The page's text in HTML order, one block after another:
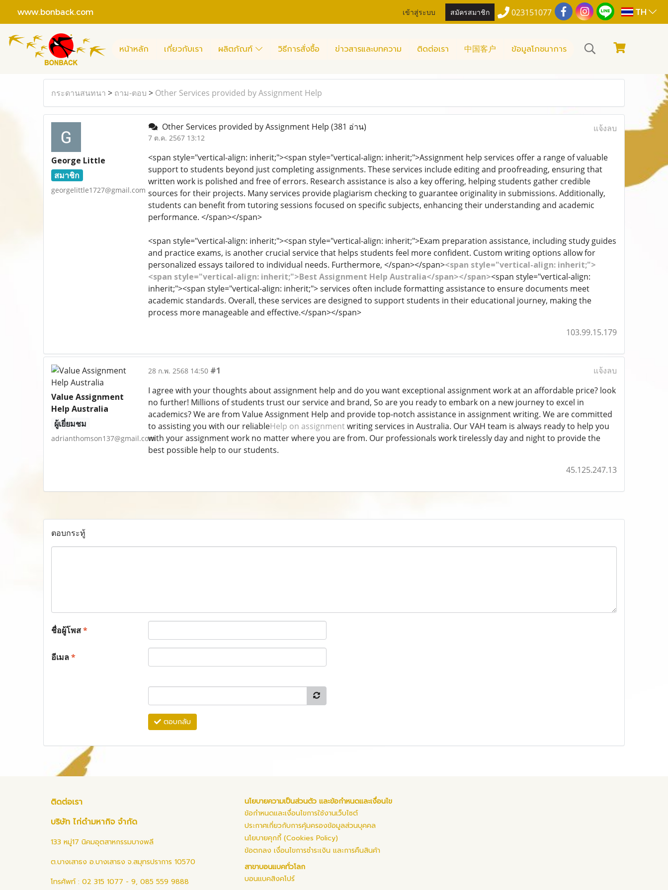
www.bonback.com เข้าสู่ระบบ สมัครสมาชิก 023151077 TH
หน้าหลัก เกี่ยวกับเรา ผลิตภัณฑ์ วิธีการสั่งซื้อ ข่าวสารและบทความ ติดต่อเรา 中国客户 ข้อมูลโภชนาการ
กระดานสนทนา > ถาม-ตอบ > Other Services provided by Assignment Help
George Little
สมาชิก
georgelittle1727@gmail.com
Other Services provided by Assignment Help (381 อ่าน)
7 ต.ค. 2567 13:12
แจ้งลบ
<span style="vertical-align: inherit;"><span style="vertical-align: inherit;">Assignment help services offer a range of valuable
support to students beyond just completing assignments. These services include editing and proofreading, ensuring that
written work is polished and free of errors. Research assistance is also a key offering, helping students gather credible
sources for their projects. Many services provide plagiarism checking to guarantee originality in submissions. Additionally,
students can benefit from tutoring sessions focused on specific subjects, enhancing their understanding and academic
performance. </span></span>
<span style="vertical-align: inherit;"><span style="vertical-align: inherit;">Exam preparation assistance, including study guides
and practice exams, is another crucial service that helps students feel more confident. Custom writing options allow for
personalized essays tailored to individual needs. Furthermore, </span></span><span style="vertical-align: inherit;">
<span style="vertical-align: inherit;">Best Assignment Help Australia</span></span><span style="vertical-align:
inherit;"><span style="vertical-align: inherit;"> services often include formatting assistance to ensure documents meet
academic standards. Overall, these services are designed to support students in their educational journey, making the
process more manageable and effective.</span></span>
103.99.15.179
Value Assignment
Help Australia
ผู้เยี่ยมชม
adrianthomson137@gmail.com
28 ก.พ. 2568 14:50 #1
แจ้งลบ
I agree with your thoughts about assignment help and do you want exceptional assignment work at an affordable price? look
no further! Millions of students trust our service and brand, So are you ready to embark on a new journey to excel in
academics? We are from Value Assignment Help and provide top-notch assistance in assignment writing. We are committed
to assisting you with our reliableHelp on assignmentwriting services in Australia. Our VAH team is always ready to help you
with your assignment work no matter where you are from. Our professionals work tirelessly day and night to provide the
best possible help to our students.
45.125.247.13
ตอบกระทู้
ชื่อผู้โพส*
อีเมล*
ตอบกลับ
ติดต่อเรา
บริษัท ไก่ดำมหากิจ จำกัด
133 หมู่17 นิคมอุตสาหกรรมบางพลี
ต.บางเสาธง อ.บางเสาธง จ.สมุทรปราการ 10570
โทรศัพท์ : 02 315 1077 - 9, 085 559 9888
นโยบายความเป็นส่วนตัว และข้อกำหนดและเงื่อนไข
ข้อกำหนดและเงื่อนไขการใช้งานเว็บไซต์
ประกาศเกี่ยวกับการคุ้มครองข้อมูลส่วนบุคคล
นโยบายคุกกี้ (Cookies Policy)
ข้อตกลง เงื่อนไขการชำระเงิน และการคืนสินค้า
สาขาบอนแบคทั่วโลก
บอนแบคสิงคโปร์